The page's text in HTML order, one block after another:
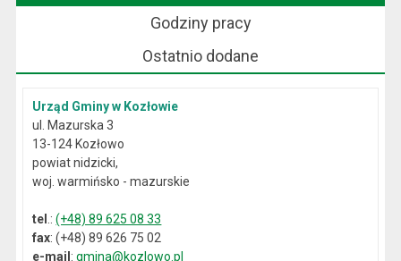
Godziny pracy
Ostatnio dodane
Urząd Gminy w Kozłowie
ul. Mazurska 3
13-124 Kozłowo
powiat nidzicki,
woj. warmińsko - mazurskie
tel .:(+48) 89 625 08 33
fax: (+48) 89 626 75 02
e-mail:gmina@kozlowo.pl